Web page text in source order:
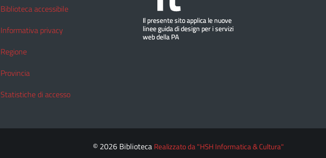
Biblioteca accessibile
Informativa privacy
Regione
Provincia
Statistiche di accesso
© 2026 Biblioteca Realizzato da "HSH Informatica & Cultura"